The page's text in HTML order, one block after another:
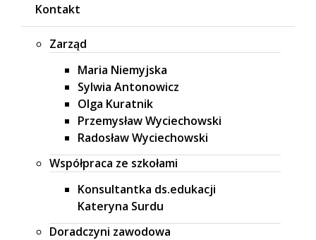
Kontakt
Zarząd
Maria Niemyjska
Sylwia Antonowicz
Olga Kuratnik
Przemysław Wyciechowski
Radosław Wyciechowski
Współpraca ze szkołami
Konsultantka ds.edukacji
Kateryna Surdu
Doradczyni zawodowa